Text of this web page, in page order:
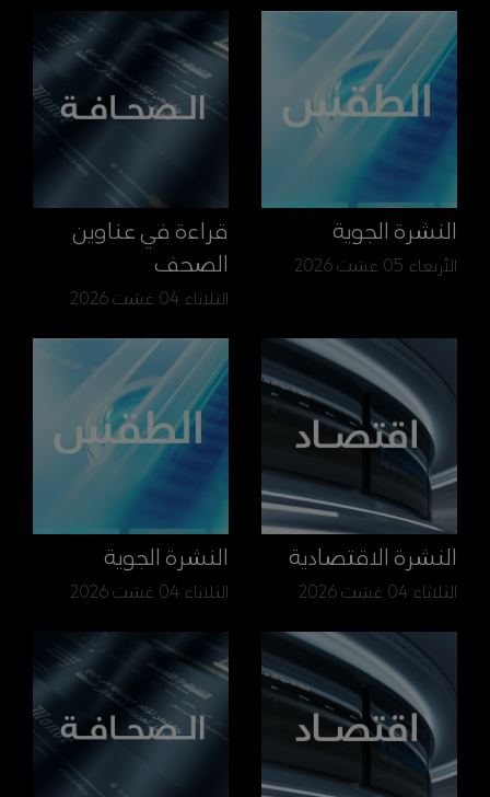
النشرة الجوية
الأربعاء 05 غشت 2026
قراءة في عناوين
الصحف
الثلاثاء 04 غشت 2026
النشرة الاقتصادية
الثلاثاء 04 غشت 2026
النشرة الجوية
الثلاثاء 04 غشت 2026